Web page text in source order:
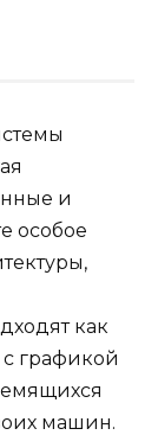
и
особое
как
графикой
машин.